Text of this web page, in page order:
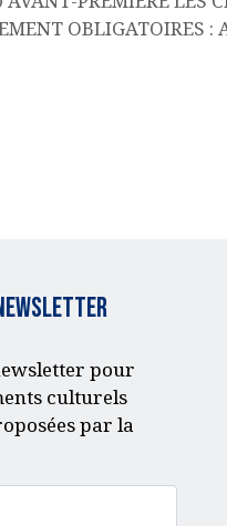
OBLIGATOIRES :
pour
culturels
par la